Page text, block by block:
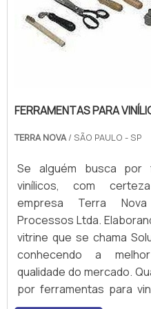
FERRAMENTAS PARA
TERRA NOVA / SÃO PAULO - SP
Se alguém busca por
vinílicos, com
empresa Terra
Processos Ltda.
vitrine que se chama
conhecendo a
qualidade do mercado.
por ferramentas para
acessórios e soprador